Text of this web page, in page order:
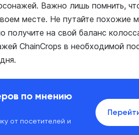
Важно лишь помнить,
месте. Не путайте похожие
получите на свой баланс
ChainCrops в необходимой
по мнению
от посетителей и